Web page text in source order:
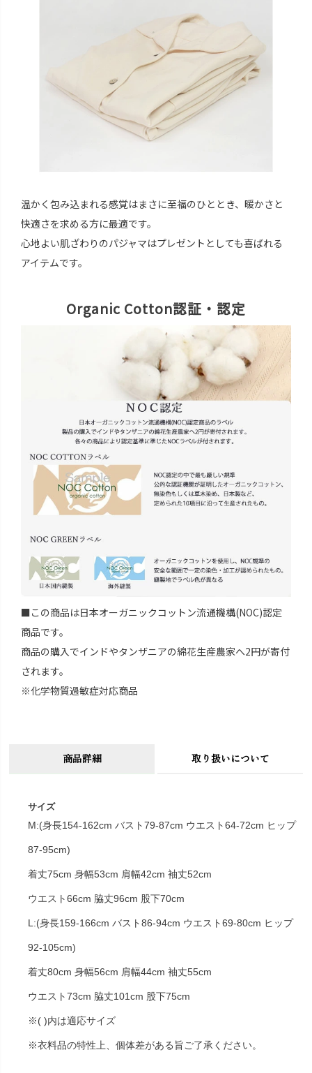
温かく包み込まれる感覚はまさに至福のひととき、暖かさと
快適さを求める方に最適です。
心地よい肌ざわりのパジャマはプレゼントとしても喜ばれる
アイテムです。
Organic Cotton認証・認定
■この商品は日本オーガニックコットン流通機構(NOC)認定
商品です。
商品の購入でインドやタンザニアの綿花生産農家へ2円が寄付
されます。
※化学物質過敏症対応商品
商品詳細 取り扱いについて
サイズ
M:(身長154-162cm バスト79-87cm ウエスト64-72cm ヒップ
87-95cm)
着丈75cm 身幅53cm 肩幅42cm 袖丈52cm
ウエスト66cm 脇丈96cm 股下70cm
L:(身長159-166cm バスト86-94cm ウエスト69-80cm ヒップ
92-105cm)
着丈80cm 身幅56cm 肩幅44cm 袖丈55cm
ウエスト73cm 脇丈101cm 股下75cm
※( )内は適応サイズ
※衣料品の特性上、個体差がある旨ご了承ください。